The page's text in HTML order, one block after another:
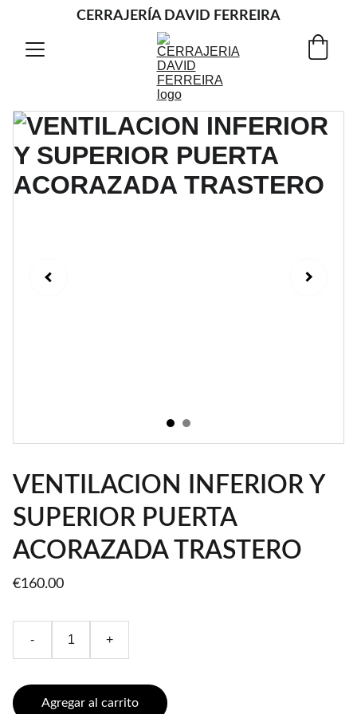
CERRAJERÍA DAVID FERREIRA
VENTILACION INFERIOR Y
SUPERIOR PUERTA
ACORAZADA TRASTERO
€160.00
- +
Agregar al carrito